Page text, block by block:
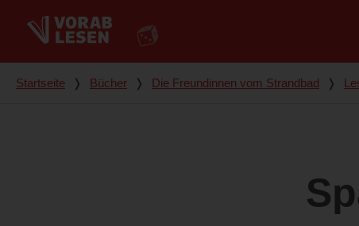
Du bist hier
Startseite ❭ Bücher ❭ Die Freundinnen vom Strandbad ❭